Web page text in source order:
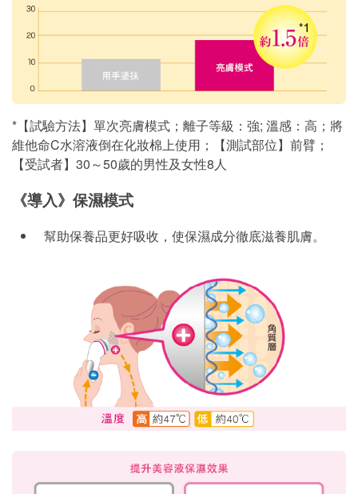
*【試驗方法】單次亮膚模式；離子等級：強; 溫感：高；將
維他命C水溶液倒在化妝棉上使用；【測試部位】前臂；
【受試者】30～50歲的男性及女性8人
《導入》保濕模式
幫助保養品更好吸收，使保濕成分徹底滋養肌膚。